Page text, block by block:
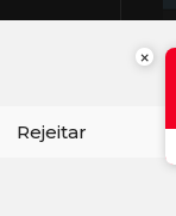
Rejeitar
×